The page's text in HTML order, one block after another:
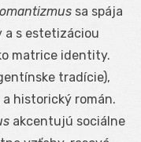
sa spája
a s estetizáciou
matrice identity.
tradície),
historický román.
akcentujú sociálne